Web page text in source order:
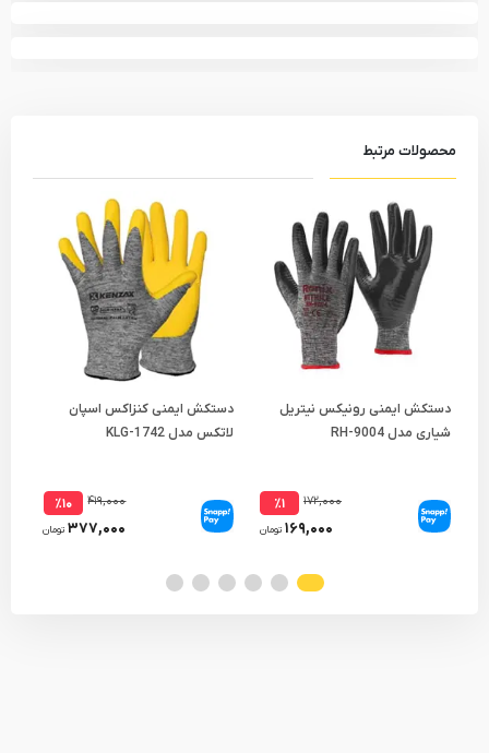
محصولات مرتبط
دستکش ایمنی رونیکس نیتریل
شیاری مدل RH-9004
۱۷۲,۰۰۰ ٪۱
۱۶۹,۰۰۰ تومان
دستکش ایمنی کنزاکس اسپان
لاتکس مدل KLG-1742
۴۱۹,۰۰۰ ٪۱۰
۳۷۷,۰۰۰ تومان